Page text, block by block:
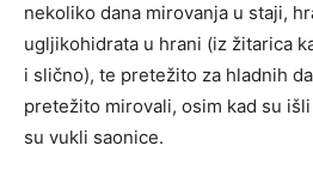
nekoliko dana mirovanja u staji,
ugljikohidrata u hrani (iz žitarica
i slično), te pretežito za hladnih
pretežito mirovali, osim kad su
su vukli saonice.